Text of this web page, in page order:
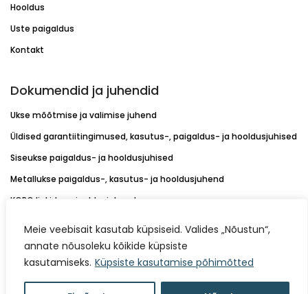
Meie veebisait kasutab küpsiseid. Valides „Nõustun“,
annate nõusoleku kõikide küpsiste
kasutamiseks. Küpsiste kasutamise põhimõtted
Hooldus
Uste paigaldus
Kontakt
Dokumendid ja juhendid
Ukse mõõtmise ja valimise juhend
Üldised garantiitingimused, kasutus-, paigaldus- ja hooldusjuhised
Siseukse paigaldus- ja hooldusjuhised
Metallukse paigaldus-, kasutus- ja hooldusjuhend
KORO linkide paigaldusjuhend
Müügitingimused
Isikuandmete töötlemise kord
Küpsiste kasutamise põhimõtted